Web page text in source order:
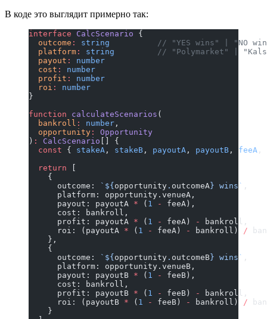
В коде это выглядит примерно так:
interface CalcScenario {
  outcome
: string
// "YES wins" | "NO
  platform
: string
// "Polymarket" |
  payout
:
number
  cost
:
number
  profit
:
number
  roi
:
number
}
function calculateScenarios (
  bankroll
: number ,
  opportunity
:
Opportunity
) : CalcScenario [] {
  const
{ stakeA , stakeB , payoutA , payoutB , feeA ,
  return
    {
      outcome:
`${ opportunity . outcomeA } wins` ,
      platform: opportunity.venueA,
      payout: payoutA
* ( 1 -
feeA),
      cost: bankroll,
      profit: payoutA
* ( 1 - feeA) -
bankroll,
      roi: (payoutA
* ( 1 - feeA) - bankroll) /
    },
    {
      outcome:
`${ opportunity . outcomeB } wins` ,
      platform: opportunity.venueB,
      payout: payoutB
* ( 1 -
feeB),
      cost: bankroll,
      profit: payoutB
* ( 1 - feeB) -
bankroll,
      roi: (payoutB
* ( 1 - feeB) - bankroll) /
    }